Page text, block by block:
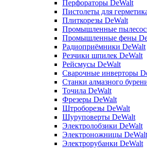
Перфораторы DeWalt
Пистолеты для
Плиткорезы DeWalt
Промышленные
Промышленные фены
Радиоприёмники DeWalt
Резчики шпилек DeWalt
Рейсмусы DeWalt
Сварочные инверторы
Станки алмазного
Точила DeWalt
Фрезеры DeWalt
Штроборезы DeWalt
Шуруповерты DeWalt
Электролобзики DeWalt
Электроножницы DeWalt
Электрорубанки DeWalt